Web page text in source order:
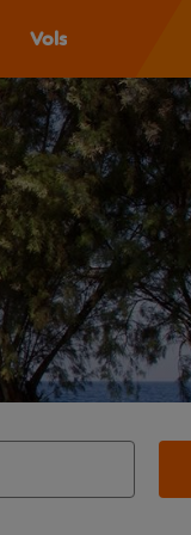
Vols
d’origine,
sont